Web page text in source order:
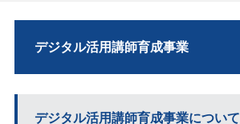
デジタル活用講師育成事業
デジタル活用講師育成事業について